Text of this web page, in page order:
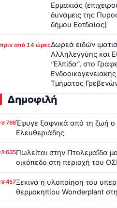
Ερμακιάς
δυνάμεις της
δήμου Εοτδαίας)
πριν από 14 ώρεςΔωρεά ειδών
Αλληλεγγύης και
“Ελπίδα”, στο
Τμήματος
Δημοφιλή
768Έφυγε ξαφνικά από τη ζωή ο
Ελευθεριάδης
635Πωλείται στην Πτολεμαΐδα
οικόπεδο στη περιοχή του
457Ξεκινά η υλοποίηση του
θερμοκηπίου Wonderplant